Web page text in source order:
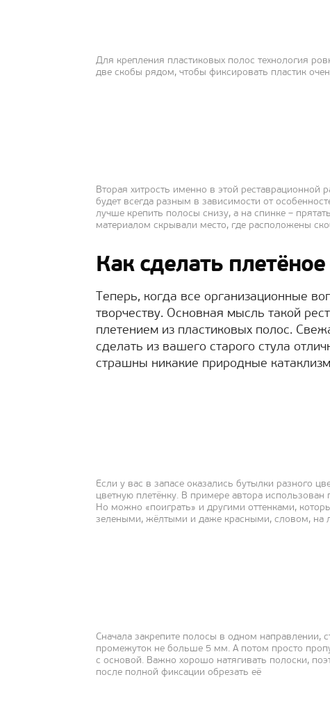
Для крепления пластиковых полос технология
две скобы рядом, чтобы фиксировать пластик
Вторая хитрость именно в этой реставрационной
будет всегда разным в зависимости от
лучше крепить полосы снизу, а на спинке –
материалом скрывали место, где расположены
Как сделать
Теперь, когда все организационные
творчеству. Основная мысль такой
плетением из пластиковых полос.
сделать из вашего старого стула
страшны никакие природные
Если у вас в запасе оказались бутылки разного
цветную плетёнку. В примере автора
Но можно «поиграть» и другими оттенками,
зелеными, жёлтыми и даже красными, словом, на
Сначала закрепите полосы в одном
промежуток не больше 5 мм. А потом просто
с основой. Важно хорошо натягивать полоски,
после полной фиксации обрезать её